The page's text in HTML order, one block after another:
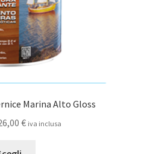
Marina Alto Gloss
€Fascia
iva inclusa